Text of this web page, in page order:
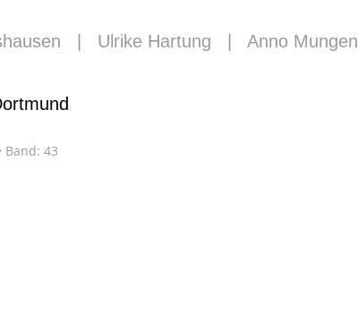
Ulrike Hartung Anno Mungen
Band: 43